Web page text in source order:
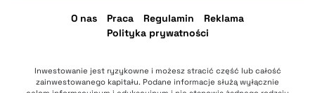
O nas Praca Regulamin
Reklama
Polityka prywatności
Inwestowanie jest ryzykowne i możesz stracić część lub całość
zainwestowanego kapitału. Podane informacje służą wyłącznie